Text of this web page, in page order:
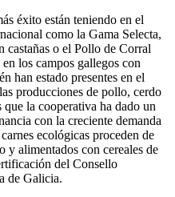
éxito están teniendo en el
como la Gama Selecta,
castañas o el Pollo de Corral
los campos gallegos con
han estado presentes en el
producciones de pollo, cerdo
la cooperativa ha dado un
con la creciente demanda
ecológicas proceden de
y alimentados con cereales de
del Consello
de Galicia.